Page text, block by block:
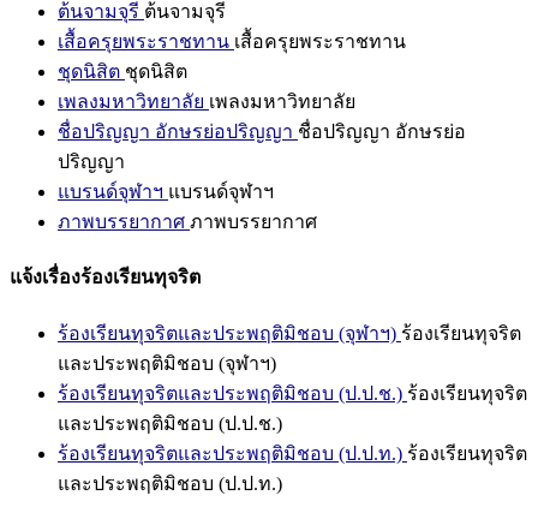
ต้นจามจุรี ต้นจามจุรี
เสื้อครุยพระราชทาน เสื้อครุยพระราชทาน
ชุดนิสิต ชุดนิสิต
เพลงมหาวิทยาลัย เพลงมหาวิทยาลัย
ชื่อปริญญา อักษรย่อปริญญา ชื่อปริญญา อักษรย่อ
ปริญญา
แบรนด์จุฬาฯ แบรนด์จุฬาฯ
ภาพบรรยากาศ ภาพบรรยากาศ
แจ้งเรื่องร้องเรียนทุจริต
ร้องเรียนทุจริตและประพฤติมิชอบ (จุฬาฯ) ร้องเรียนทุจริต
และประพฤติมิชอบ (จุฬาฯ)
ร้องเรียนทุจริตและประพฤติมิชอบ (ป.ป.ช.) ร้องเรียนทุจริต
และประพฤติมิชอบ (ป.ป.ช.)
ร้องเรียนทุจริตและประพฤติมิชอบ (ป.ป.ท.) ร้องเรียนทุจริต
และประพฤติมิชอบ (ป.ป.ท.)